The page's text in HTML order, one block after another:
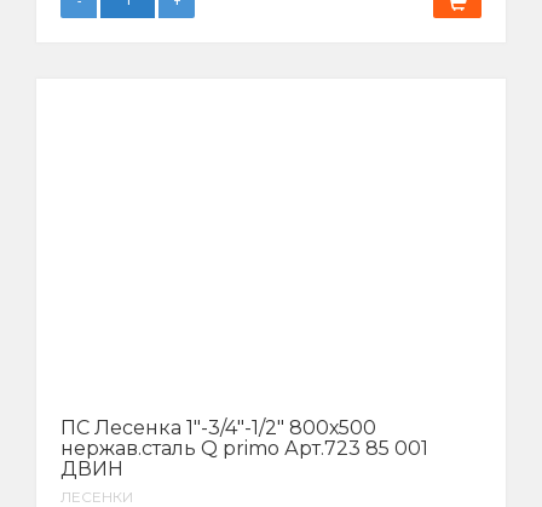
ПС Лесенка 1″-3/4″-1/2″ 800х500
нержав.сталь Q primo Арт.723 85 001
ДВИН
ЛЕСЕНКИ